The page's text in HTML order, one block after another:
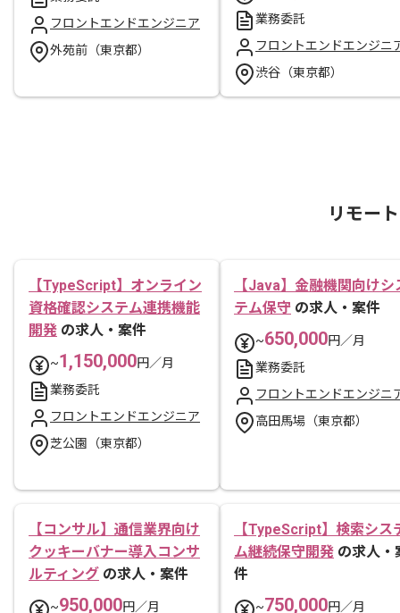
フロントエンドエンジニア
外苑前（東京都）
業務委託
フロントエンドエンジニ
渋谷（東京都）
リモー
【TypeScript】オンライン
資格確認システム連携機能
開発 の求人・案件
~1,150,000円／月
業務委託
フロントエンドエンジニア
芝公園（東京都）
【Java】金融機関向けシ
テム保守 の求人・案件
~650,000円／月
業務委託
フロントエンドエンジニ
高田馬場（東京都）
【コンサル】通信業界向け
クッキーバナー導入コンサ
ルティング の求人・案件
~950,000円／月
【TypeScript】検索シス
ム継続保守開発 の求人・
件
~750,000円／月